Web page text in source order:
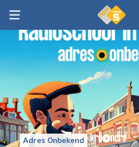
Adres Onbekend